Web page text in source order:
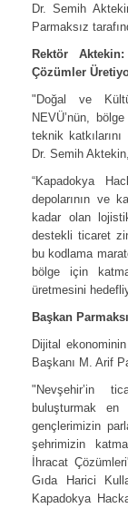
Dr. Semih
Parmaksız
Rektör
Çözümler
"Doğal ve
NEVÜ’nün,
teknik
Dr. Semih
“Kapadokya
depolarının ve
kadar olan
destekli ticaret
bu kodlama
bölge için
üretmesini
Başkan
Dijital
Başkanı M. Arif
"Nevşehir’in
buluşturmak
gençlerimizin
şehrimizin
İhracat
Gıda Harici
Kapadokya